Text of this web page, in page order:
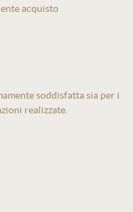
acquisto
soddisfatta sia per i
realizzate.